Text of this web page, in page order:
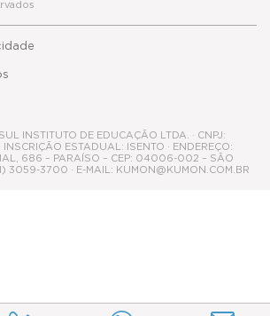
INSTITUTO DE EDUCAÇÃO LTDA. · CNPJ:
ESTADUAL: ISENTO · ENDEREÇO:
686 – PARAÍSO – CEP: 04006-002 – SÃO